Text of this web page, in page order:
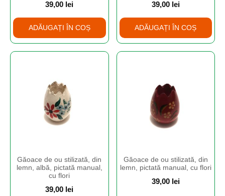
39,00 lei
ADĂUGAȚI ÎN COȘ
39,00 lei
ADĂUGAȚI ÎN COȘ
Găoace de ou stilizată, din
lemn, albă, pictată manual,
cu flori
39,00 lei
Găoace de ou stilizată, din
lemn, pictată manual, cu flori
39,00 lei